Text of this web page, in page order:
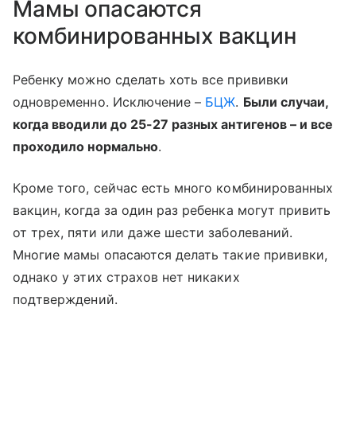
Мамы опасаются
комбинированных вакцин
Ребенку можно сделать хоть все прививки
одновременно. Исключение – БЦЖ. Были случаи,
когда вводили до 25-27 разных антигенов – и все
проходило нормально.
Кроме того, сейчас есть много комбинированных
вакцин, когда за один раз ребенка могут привить
от трех, пяти или даже шести заболеваний.
Многие мамы опасаются делать такие прививки,
однако у этих страхов нет никаких
подтверждений.